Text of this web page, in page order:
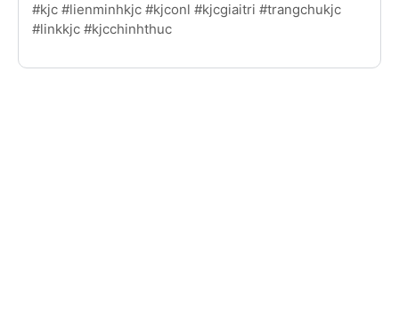
#kjc #lienminhkjc #kjconl #kjcgiaitri #trangchukjc
#linkkjc #kjcchinhthuc